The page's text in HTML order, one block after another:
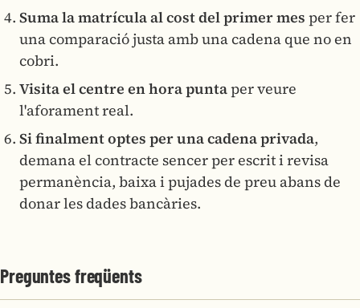
Suma la matrícula al cost del primer mes per fer
una comparació justa amb una cadena que no en
cobri.
Visita el centre en hora puntaper veure
l'aforament real.
Si finalment optes per una cadena privada,
demana el contracte sencer per escrit i revisa
permanència, baixa i pujades de preu abans de
donar les dades bancàries.
Preguntes freqüents